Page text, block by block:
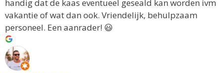
handig dat de kaas eventueel geseald kan worden ivm
vakantie of wat dan ook. Vriendelijk, behulpzaam
personeel. Een aanrader! 😃